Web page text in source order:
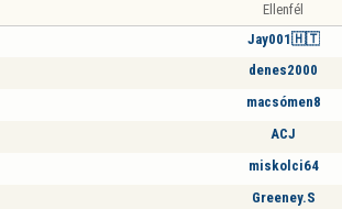
Ellenfél
Jay001🇭🇹
denes2000
macsómen8
ACJ
miskolci64
Greeney.S